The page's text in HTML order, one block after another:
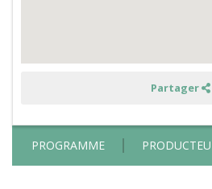
PROGRAMME
Partager